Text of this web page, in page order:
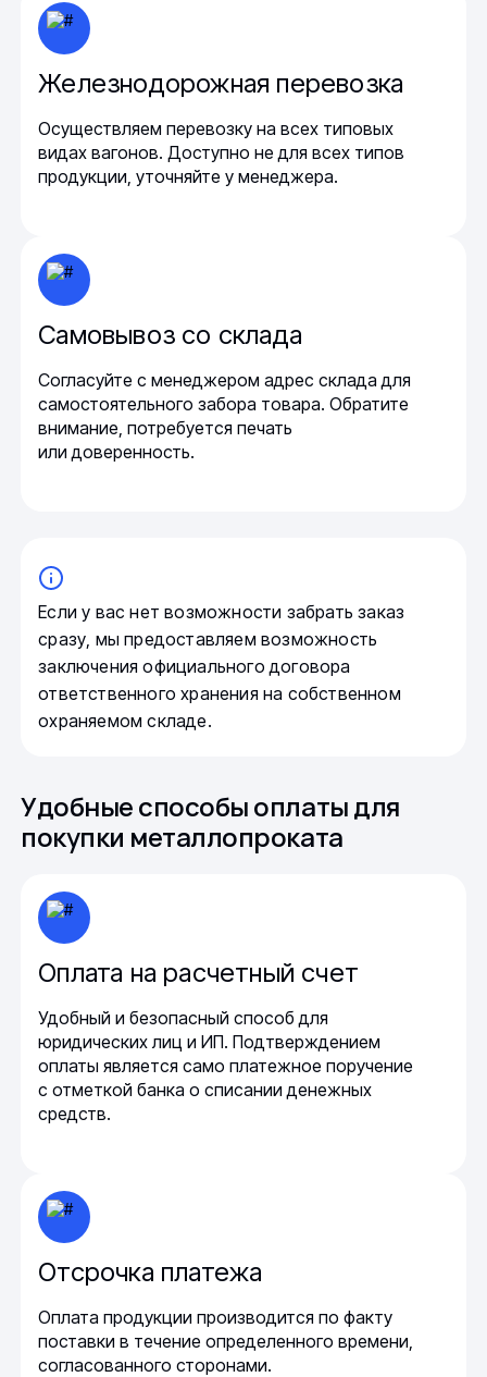
Железнодорожная перевозка
Осуществляем перевозку на всех типовых
видах вагонов. Доступно не для всех типов
продукции, уточняйте у менеджера.
Самовывоз со склада
Согласуйте с менеджером адрес склада для
самостоятельного забора товара. Обратите
внимание, потребуется печать
или доверенность.
Если у вас нет возможности забрать заказ
сразу, мы предоставляем возможность
заключения официального договора
ответственного хранения на собственном
охраняемом складе.
Удобные способы оплаты для
покупки металлопроката
Оплата на расчетный счет
Удобный и безопасный способ для
юридических лиц и ИП. Подтверждением
оплаты является само платежное поручение
с отметкой банка о списании денежных
средств.
Отсрочка платежа
Оплата продукции производится по факту
поставки в течение определенного времени,
согласованного сторонами.